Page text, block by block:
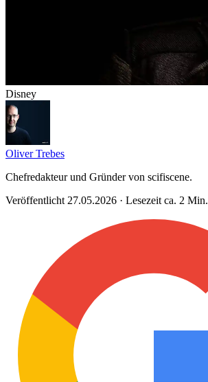
Disney
Oliver Trebes
Chefredakteur und Gründer von scifiscene.
Veröffentlicht 27.05.2026 · Lesezeit ca. 2 Min.